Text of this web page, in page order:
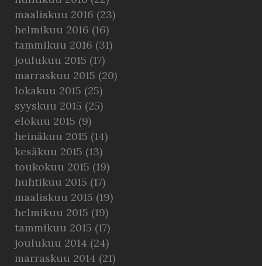
maaliskuu 2016 (23)
helmikuu 2016 (16)
tammikuu 2016 (31)
joulukuu 2015 (17)
marraskuu 2015 (20)
lokakuu 2015 (25)
syyskuu 2015 (25)
elokuu 2015 (9)
heinäkuu 2015 (14)
kesäkuu 2015 (13)
toukokuu 2015 (19)
huhtikuu 2015 (17)
maaliskuu 2015 (19)
helmikuu 2015 (19)
tammikuu 2015 (17)
joulukuu 2014 (24)
marraskuu 2014 (21)